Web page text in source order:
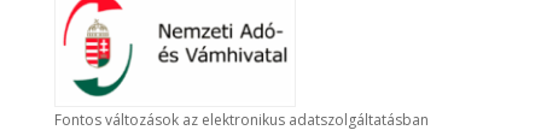
Fontos változások az elektronikus adatszolgáltatásban